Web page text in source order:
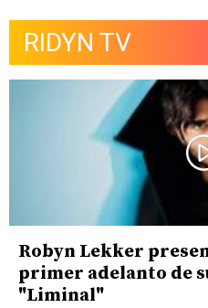
RIDYN TV
Robyn Lekker
primer adelanto de
"Liminal"